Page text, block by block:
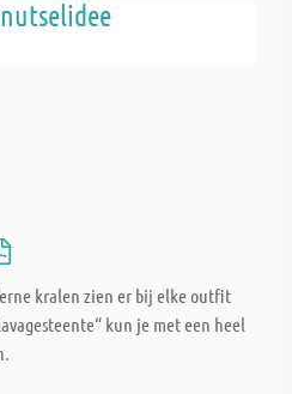
kralen zien er bij elke outfit
kun je met een heel